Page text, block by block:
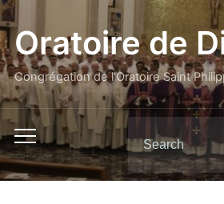
Oratoire de
Congrégation de l'Oratoire Saint
Toggle
mobile
menu
Search
for: